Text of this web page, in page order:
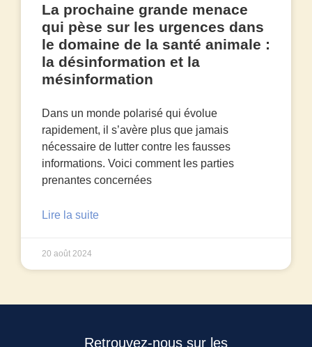
La prochaine grande menace
qui pèse sur les urgences dans
le domaine de la santé animale :
la désinformation et la
mésinformation
Dans un monde polarisé qui évolue
rapidement, il s’avère plus que jamais
nécessaire de lutter contre les fausses
informations. Voici comment les parties
prenantes concernées
Lire la suite
20 août 2024
Retrouvez-nous sur les